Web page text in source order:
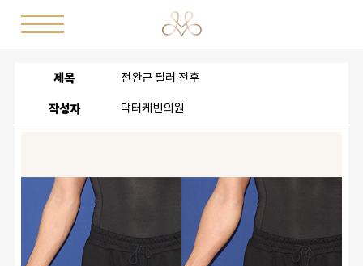
제목 전완근 필러 전후
작성자 닥터케빈의원